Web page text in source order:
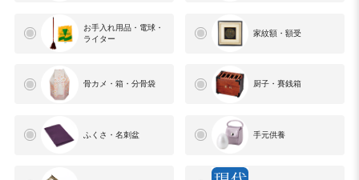
お手入れ用品・電球・
ライター
家紋額・額受
骨カメ・箱・分骨袋 厨子・賽銭箱
ふくさ・名刺盆 手元供養